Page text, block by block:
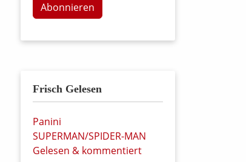
Abonnieren
Frisch Gelesen
Panini
SUPERMAN/SPIDER-MAN
Gelesen & kommentiert